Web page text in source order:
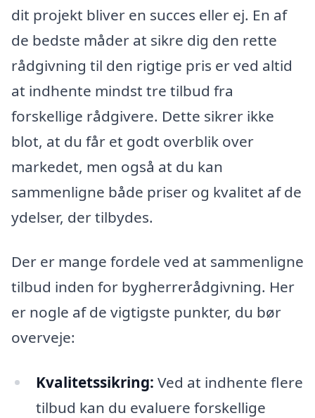
dit projekt bliver en succes eller ej. En af
de bedste måder at sikre dig den rette
rådgivning til den rigtige pris er ved altid
at indhente mindst tre tilbud fra
forskellige rådgivere. Dette sikrer ikke
blot, at du får et godt overblik over
markedet, men også at du kan
sammenligne både priser og kvalitet af de
ydelser, der tilbydes.
Der er mange fordele ved at sammenligne
tilbud inden for bygherrerådgivning. Her
er nogle af de vigtigste punkter, du bør
overveje:
Kvalitetssikring: Ved at indhente flere
tilbud kan du evaluere forskellige